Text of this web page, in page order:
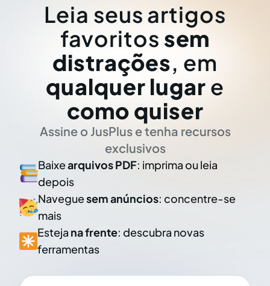
Leia seus artigos
favoritos sem
distrações, em
qualquer lugar e
como quiser
Assine o JusPlus e tenha recursos
exclusivos
Baixearquivos PDF: imprima ou leia
depois
Naveguesem anúncios: concentre-se
mais
Esteja na frente: descubra novas
ferramentas